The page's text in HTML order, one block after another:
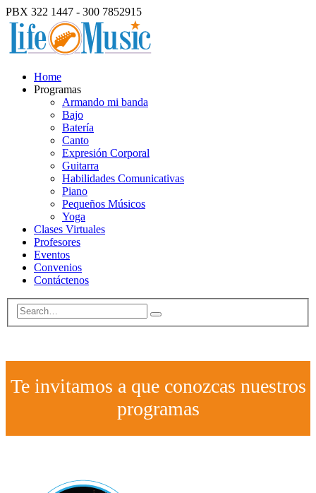
PBX 322 1447 - 300 7852915
Home
Programas
Armando mi banda
Bajo
Batería
Canto
Expresión Corporal
Guitarra
Habilidades Comunicativas
Piano
Pequeños Músicos
Yoga
Clases Virtuales
Profesores
Eventos
Convenios
Contáctenos
Te invitamos a que conozcas nuestros
programas